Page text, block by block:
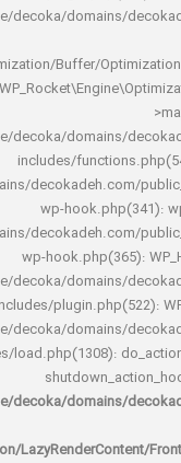
/home/decoka/
Optimization/Buffer/
function]:
/home/decoka/
includes/
domains/
wp-
domains/
wp-
/home/decoka/
includes/
/home/decoka/
includes/
/home/decoka/